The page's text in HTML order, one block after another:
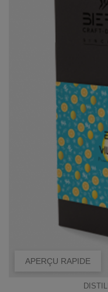
APERÇU RAPIDE